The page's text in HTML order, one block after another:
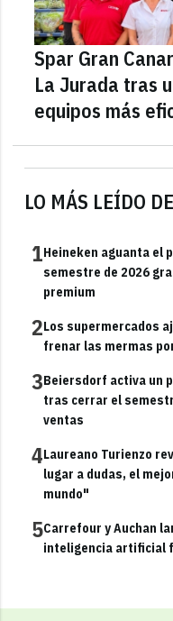
LO MÁS LEÍDO
1Heineken aguanta el
semestre de 2026
premium
2Los supermercados
frenar las mermas
3Beiersdorf activa un
tras cerrar el
ventas
4Laureano Turienzo
lugar a dudas, el
mundo"
5Carrefour y Auchan
inteligencia artificial
Spar Gran
La Jurada tras
equipos más